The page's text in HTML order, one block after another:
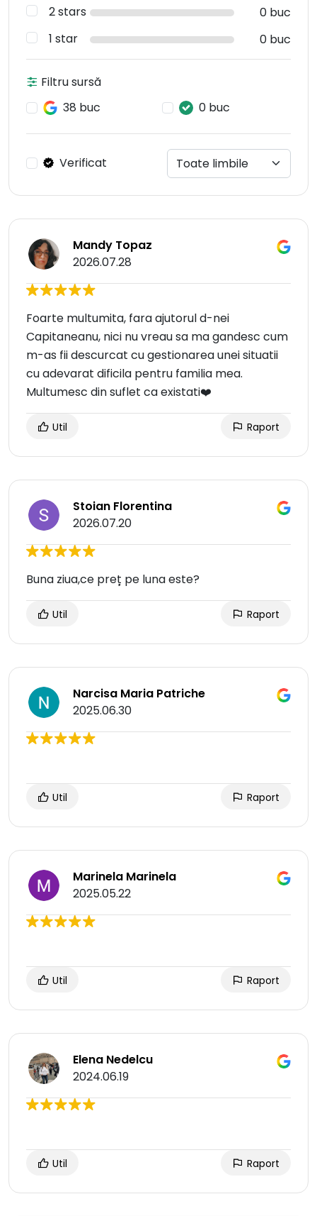
2 stars
0 buc
1 star
0 buc
Filtru sursă
38 buc
0 buc
Verificat
Mandy Topaz
2026.07.28
Foarte multumita, fara ajutorul d-nei
Capitaneanu, nici nu vreau sa ma gandesc cum
m-as fii descurcat cu gestionarea unei situatii
cu adevarat dificila pentru familia mea.
Multumesc din suflet ca existati❤️
Util Raport
Stoian Florentina
2026.07.20
Buna ziua,ce preț pe luna este?
Util Raport
Narcisa Maria Patriche
2025.06.30
Util Raport
Marinela Marinela
2025.05.22
Util Raport
Elena Nedelcu
2024.06.19
Util Raport